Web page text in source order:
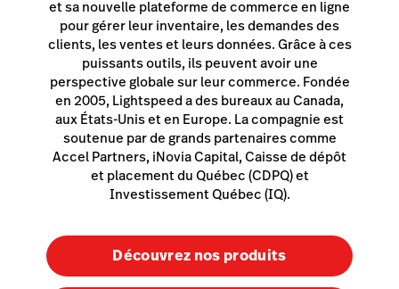
et sa nouvelle plateforme de commerce en ligne
pour gérer leur inventaire, les demandes des
clients, les ventes et leurs données. Grâce à ces
puissants outils, ils peuvent avoir une
perspective globale sur leur commerce. Fondée
en 2005, Lightspeed a des bureaux au Canada,
aux États-Unis et en Europe. La compagnie est
soutenue par de grands partenaires comme
Accel Partners, iNovia Capital, Caisse de dépôt
et placement du Québec (CDPQ) et
Investissement Québec (IQ).
Découvrez nos produits